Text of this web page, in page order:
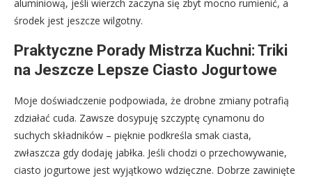
aluminiową, jeśli wierzch zaczyna się zbyt mocno rumienić, a
środek jest jeszcze wilgotny.
Praktyczne Porady Mistrza Kuchni: Triki
na Jeszcze Lepsze Ciasto Jogurtowe
Moje doświadczenie podpowiada, że drobne zmiany potrafią
zdziałać cuda. Zawsze dosypuję szczyptę cynamonu do
suchych składników – pięknie podkreśla smak ciasta,
zwłaszcza gdy dodaję jabłka. Jeśli chodzi o przechowywanie,
ciasto jogurtowe jest wyjątkowo wdzięczne. Dobrze zawinięte